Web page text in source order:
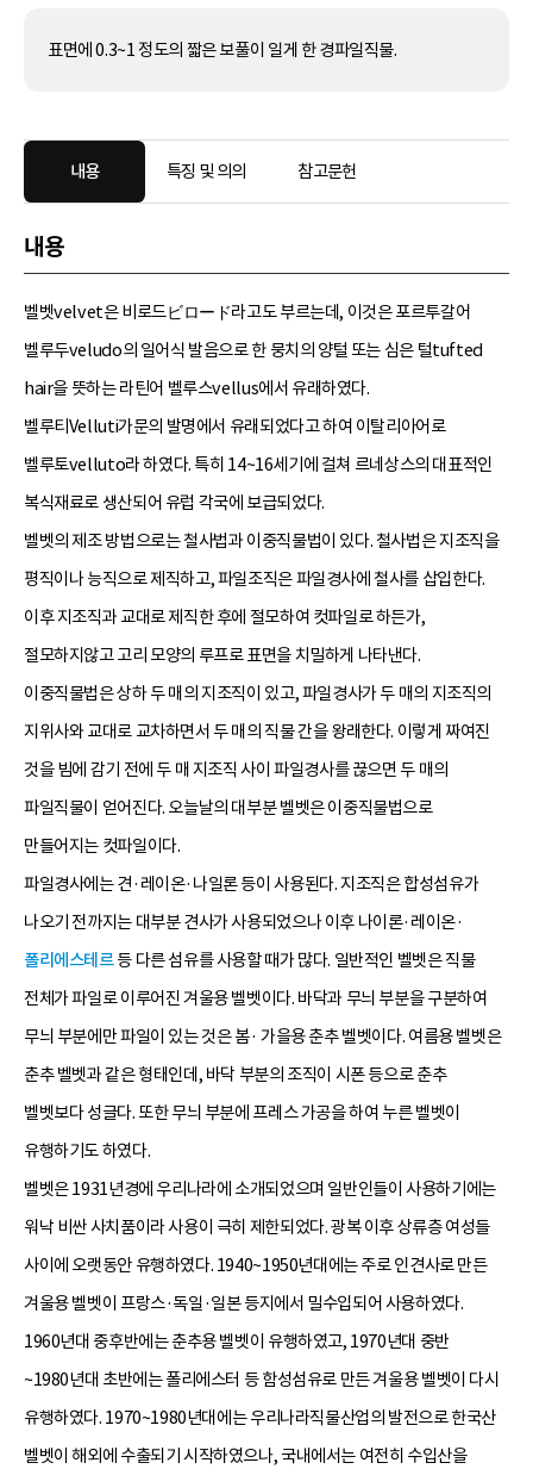
표면에 0.3~1 정도의 짧은 보풀이 일게 한 경파일직물.
내용 특징 및 의의 참고문헌
내용
벨벳velvet은 비로드ビロード라고도 부르는데, 이것은 포르투갈어
벨루두veludo의 일어식 발음으로 한 뭉치의 양털 또는 심은 털tufted
hair을 뜻하는 라틴어 벨루스vellus에서 유래하였다.
벨루티Velluti가문의 발명에서 유래되었다고 하여 이탈리아어로
벨루토velluto라 하였다. 특히 14~16세기에 걸쳐 르네상스의 대표적인
복식재료로 생산되어 유럽 각국에 보급되었다.
벨벳의 제조 방법으로는 철사법과 이중직물법이 있다. 철사법은 지조직을
평직이나 능직으로 제직하고, 파일조직은 파일경사에 철사를 삽입한다.
이후 지조직과 교대로 제직한 후에 절모하여 컷파일로 하든가,
절모하지않고 고리 모양의 루프로 표면을 치밀하게 나타낸다.
이중직물법은 상하 두 매의 지조직이 있고, 파일경사가 두 매의 지조직의
지위사와 교대로 교차하면서 두 매의 직물 간을 왕래한다. 이렇게 짜여진
것을 빔에 감기 전에 두 매 지조직 사이 파일경사를 끊으면 두 매의
파일직물이 얻어진다. 오늘날의 대부분 벨벳은 이중직물법으로
만들어지는 컷파일이다.
파일경사에는 견·레이온·나일론 등이 사용된다. 지조직은 합성섬유가
나오기 전까지는 대부분 견사가 사용되었으나 이후 나이론·레이온·
폴리에스테르등 다른 섬유를 사용할 때가 많다. 일반적인 벨벳은 직물
전체가 파일로 이루어진 겨울용 벨벳이다. 바닥과 무늬 부분을 구분하여
무늬 부분에만 파일이 있는 것은 봄· 가을용 춘추 벨벳이다. 여름용 벨벳은
춘추 벨벳과 같은 형태인데, 바닥 부분의 조직이 시폰 등으로 춘추
벨벳보다 성글다. 또한 무늬 부분에 프레스 가공을 하여 누른 벨벳이
유행하기도 하였다.
벨벳은 1931년경에 우리나라에 소개되었으며 일반인들이 사용하기에는
워낙 비싼 사치품이라 사용이 극히 제한되었다. 광복 이후 상류층 여성들
사이에 오랫동안 유행하였다. 1940~1950년대에는 주로 인견사로 만든
겨울용 벨벳이 프랑스·독일·일본 등지에서 밀수입되어 사용하였다.
1960년대 중후반에는 춘추용 벨벳이 유행하였고, 1970년대 중반
~1980년대 초반에는 폴리에스터 등 함성섬유로 만든 겨울용 벨벳이 다시
유행하였다. 1970~1980년대에는 우리나라직물산업의 발전으로 한국산
벨벳이 해외에 수출되기 시작하였으나, 국내에서는 여전히 수입산을